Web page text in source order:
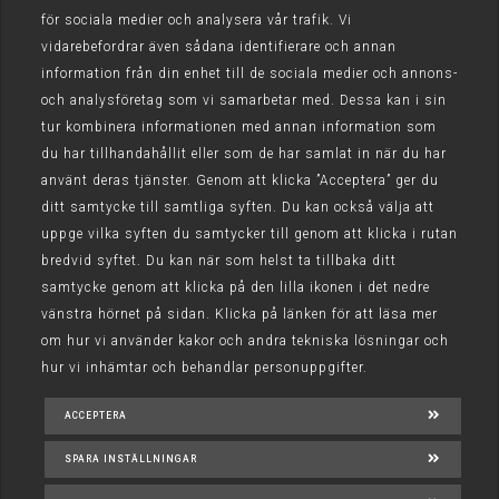
för sociala medier och analysera vår trafik. Vi
vidarebefordrar även sådana identifierare och annan
information från din enhet till de sociala medier och annons-
och analysföretag som vi samarbetar med. Dessa kan i sin
tur kombinera informationen med annan information som
du har tillhandahållit eller som de har samlat in när du har
använt deras tjänster. Genom att klicka ”Acceptera” ger du
ditt samtycke till samtliga syften. Du kan också välja att
uppge vilka syften du samtycker till genom att klicka i rutan
bredvid syftet. Du kan när som helst ta tillbaka ditt
samtycke genom att klicka på den lilla ikonen i det nedre
vänstra hörnet på sidan. Klicka på länken för att läsa mer
om hur vi använder kakor och andra tekniska lösningar och
hur vi inhämtar och behandlar personuppgifter.
SPARA INSTÄLLNINGAR
ACCEPTERA